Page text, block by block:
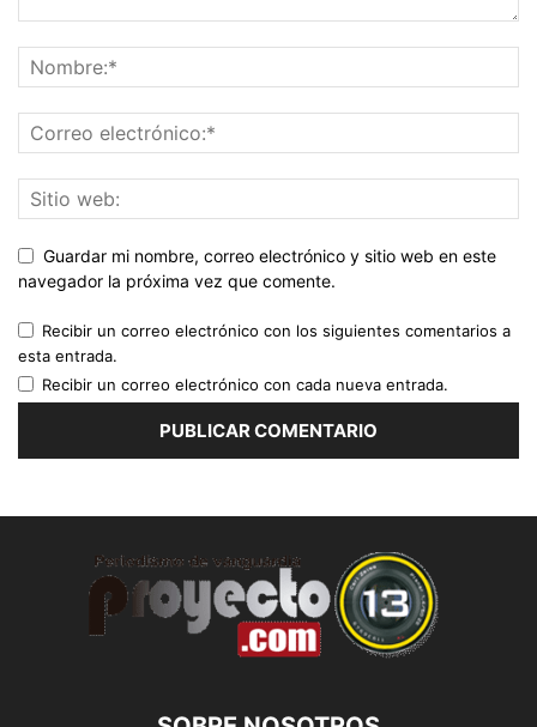
Guardar mi nombre, correo electrónico y sitio web en este
navegador la próxima vez que comente.
Recibir un correo electrónico con los siguientes comentarios a
esta entrada.
Recibir un correo electrónico con cada nueva entrada.